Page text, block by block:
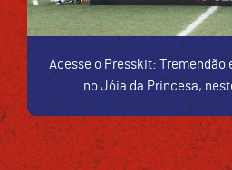
Acesse o Presskit: Tremendão
no Jóia da Princesa,